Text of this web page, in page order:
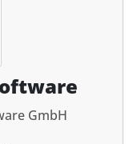
GmbH